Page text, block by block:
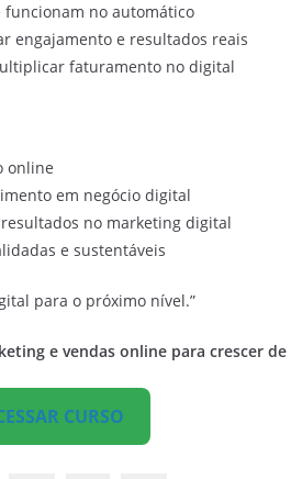
funcionam no automático
engajamento e resultados reais
faturamento no digital
online
em negócio digital
no marketing digital
e sustentáveis
para o próximo nível.”
e vendas online para crescer
CURSO